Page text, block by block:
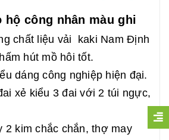
hộ công nhân màu ghi
chất liệu vải kaki Nam Định
hút mồ hôi tốt.
dáng công nghiệp hiện đại.
xẻ kiểu 3 đai với 2 túi ngực,
2 kim chắc chắn, thợ may